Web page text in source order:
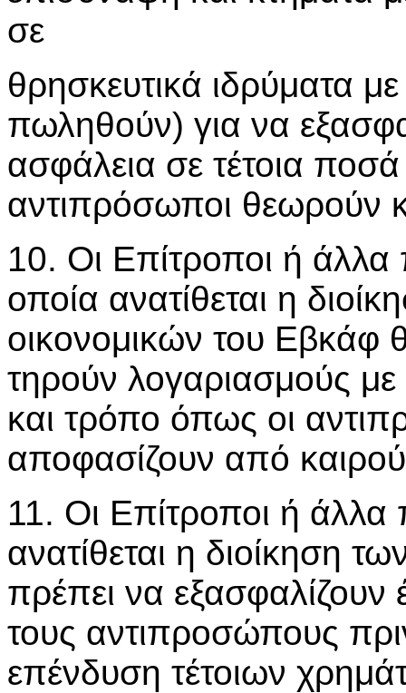
σε
θρησκευτικά ιδρύματα
πωληθούν) για να
ασφάλεια σε τέτοια
αντιπρόσωποι θεωρούν
10. Οι Επίτροποι ή
οποία ανατίθεται η
οικονομικών του Εβκάφ
τηρούν λογαριασμούς με
και τρόπο όπως οι
αποφασίζουν από καιρού
11. Οι Επίτροποι ή
ανατίθεται η διοίκηση
πρέπει να
τους αντιπροσώπους
επένδυση τέτοιων